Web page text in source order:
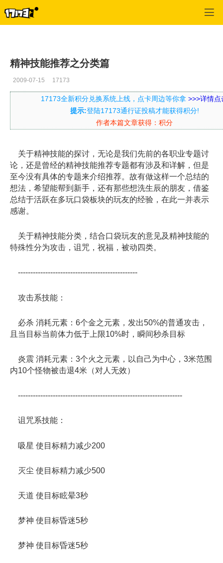
精神技能推荐之分类篇
2009-07-15 17173
17173全新积分兑换系统上线，点卡周边等你拿 >>>详情点
提示:登陆17173通行证投稿才能获得积分!
作者本篇文章获得：积分
关于精神技能的探讨，无论是我们先前的各职业专题讨
论，还是曾经的精神技能推荐专题都有涉及和详解，但是
至今没有具体的专题来介绍推荐。故有做这样一个总结的
想法，希望能帮到新手，还有那些想洗生辰的朋友，借鉴
总结于活跃在多玩口袋板块的玩友的经验，在此一并表示
感谢。
关于精神技能分类，结合口袋玩友的意见及精神技能的
特殊性分为攻击，诅咒，祝福，被动四类。
------------------------------------------------
攻击系技能：
必杀 消耗元素：6个金之元素，发出50%的普通攻击，
且当目标当前体力低于上限10%时，瞬间秒杀目标
炎震 消耗元素：3个火之元素，以自己为中心，3米范围
内10个怪物被击退4米（对人无效）
------------------------------------------------------------------
诅咒系技能：
吸星 使目标精力减少200
灭尘 使目标精力减少500
天道 使目标眩晕3秒
梦神 使目标昏迷5秒
梦神 使目标昏迷5秒